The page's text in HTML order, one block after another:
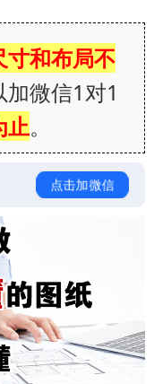
寸和布局不
微信1对1
止。
点击加微信